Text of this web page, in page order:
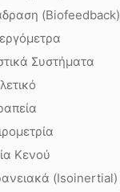
(Biofeedback)
Συστήματα
Κενού
(Isoinertial)